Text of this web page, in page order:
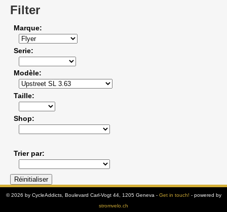
Filter
Marque
Serie
Modèle
Taille
Shop
Trier par
© 2026 by CycleAddicts, Boulevard Carl-Vogt 44, 1205 Geneva - Get in touch! - powered by
stromvelo.ch